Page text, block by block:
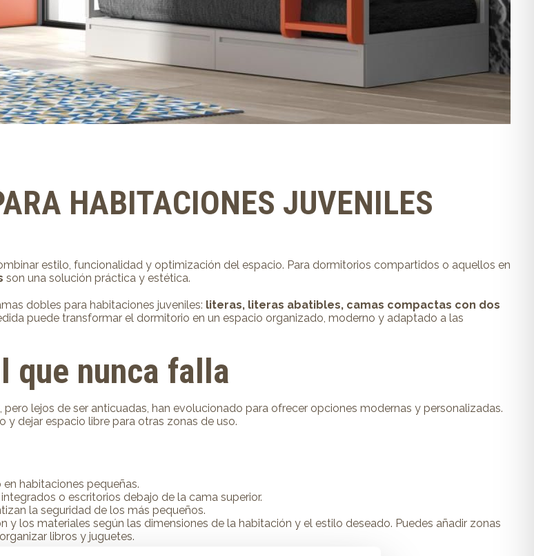
HABITACIONES JUVENILES
estilo, funcionalidad y optimización del espacio. Para dormitorios compartidos o aquellos en
son una solución práctica y estética.
dobles para habitaciones juveniles: literas, literas abatibles, camas compactas con dos
puede transformar el dormitorio en un espacio organizado, moderno y adaptado a las
que nunca falla
lejos de ser anticuadas, han evolucionado para ofrecer opciones modernas y personalizadas.
dejar espacio libre para otras zonas de uso.
habitaciones pequeñas.
o escritorios debajo de la cama superior.
la seguridad de los más pequeños.
y los materiales según las dimensiones de la habitación y el estilo deseado. Puedes añadir zonas
libros y juguetes.